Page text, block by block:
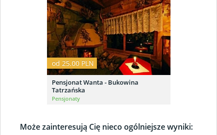
od 25.00 PLN
Pensjonat Wanta - Bukowina
Tatrzańska
Pensjonaty
Może zainteresują Cię nieco ogólniejsze wyniki: